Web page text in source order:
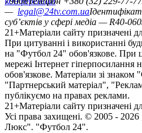
— legal@24tv.com.ua
суб’єктів у сфері медіа — R40-
21+Матеріали сайту призначені
При цитуванні і використанні
на "Футбол 24" обов'язкове. При
мережі Інтернет гіперпосилання
обов'язкове. Матеріали зі знаком
"Партнерський матеріал",
публікуємо на правах реклами.
21+Матеріали сайту призначені
Усi права захищенi. © 2005 - 2026
Люкс". "Футбол 24".